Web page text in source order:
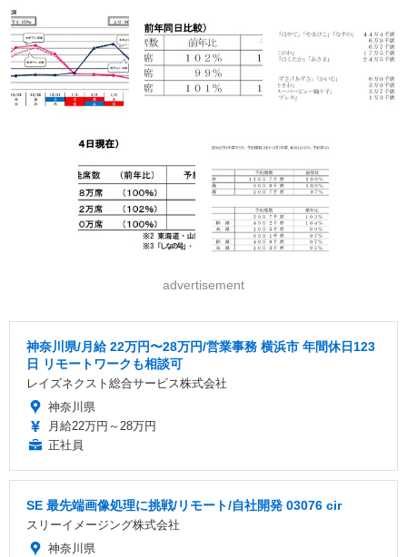
advertisement
神奈川県/月給 22万円〜28万円/営業事務 横浜市 年間休日123
日 リモートワークも相談可
レイズネクスト総合サービス株式会社
神奈川県
月給22万円～28万円
正社員
SE 最先端画像処理に挑戦/リモート/自社開発 03076 cir
スリーイメージング株式会社
神奈川県